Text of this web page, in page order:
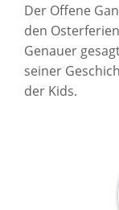
Der Offene
den
Genauer
seiner
der Kids.